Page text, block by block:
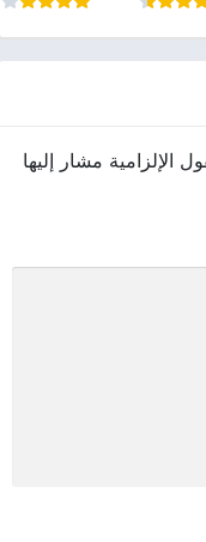
الإلزامية مشار إليها